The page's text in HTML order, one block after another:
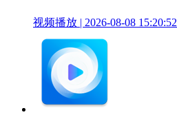
视频播放 | 2026-08-08 15:20:52